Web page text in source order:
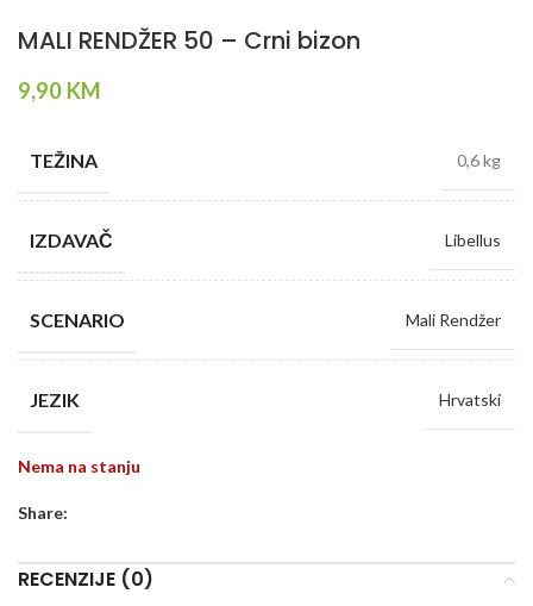
MALI RENDŽER 50 – Crni bizon
9,90 KM
TEŽINA 0,6 kg
IZDAVAČ Libellus
SCENARIO Mali Rendžer
JEZIK Hrvatski
Nema na stanju
Share:
RECENZIJE (0)